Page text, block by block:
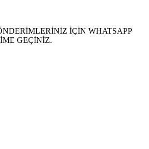
İÇİN WHATSAPP
GEÇİNİZ.